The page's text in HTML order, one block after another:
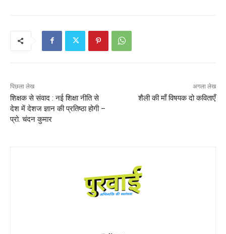
पिछला लेख
शिक्षक से संवाद : नई शिक्षा नीति से
देश में देशज ज्ञान की प्रतिष्ठा होगी –
प्रो. चंदन कुमार
अगला लेख
शैली की माँ विषयक दो कविताएँ